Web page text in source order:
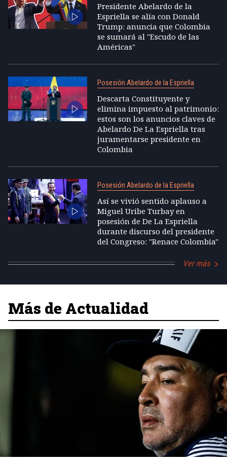
Presidente Abelardo de la
Espriella se alía con Donald
Trump: anuncia que Colombia
se sumará al "Escudo de las
Américas"
Posesión Abelardo de la Espriella
Descarta Constituyente y
elimina impuesto al patrimonio:
estos son los anuncios claves de
Abelardo De La Espriella tras
juramentarse presidente en
Colombia
Posesión Abelardo de la Espriella
Así se vivió sentido aplauso a
Miguel Uribe Turbay en
posesión de De La Espriella
durante discurso del presidente
del Congreso: "Renace Colombia"
Ver más
Más de Actualidad